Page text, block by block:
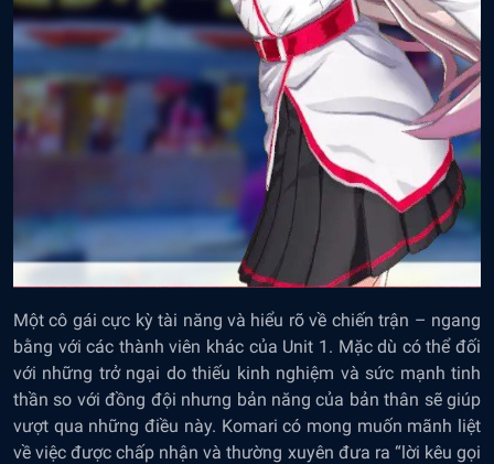
Một cô gái cực kỳ tài năng và hiểu rõ về chiến trận – ngang
bằng với các thành viên khác của Unit 1. Mặc dù có thể đối
với những trở ngại do thiếu kinh nghiệm và sức mạnh tinh
thần so với đồng đội nhưng bản năng của bản thân sẽ giúp
vượt qua những điều này. Komari có mong muốn mãnh liệt
về việc được chấp nhận và thường xuyên đưa ra “lời kêu gọi